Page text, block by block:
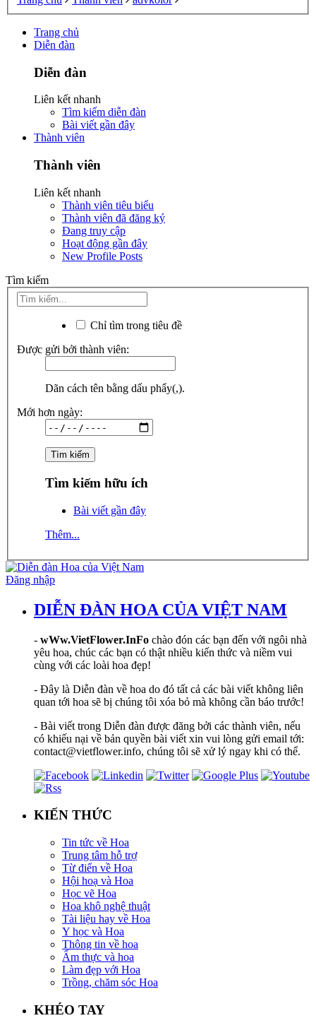
Trang chủ
Diễn đàn
Diễn đàn
Liên kết nhanh
Tìm kiếm diễn đàn
Bài viết gần đây
Thành viên
Thành viên
Liên kết nhanh
Thành viên tiêu biểu
Thành viên đã đăng ký
Đang truy cập
Hoạt động gần đây
New Profile Posts
Tìm kiếm
Chỉ tìm trong tiêu đề
Được gửi bởi thành viên:
Dãn cách tên bằng dấu phẩy(,).
Mới hơn ngày:
Tìm kiếm hữu ích
Bài viết gần đây
Thêm...
Đăng nhập
DIỄN ĐÀN HOA CỦA VIỆT NAM
- wWw.VietFlower.InFo chào đón các bạn đến với ngôi nhà
yêu hoa, chúc các bạn có thật nhiều kiến thức và niềm vui
cùng với các loài hoa đẹp!
- Đây là Diễn đàn về hoa do đó tất cả các bài viết không liên
quan tới hoa sẽ bị chúng tôi xóa bỏ mà không cần báo trước!
- Bài viết trong Diễn đàn được đăng bởi các thành viên, nếu
có khiếu nại về bản quyền bài viết xin vui lòng gửi email tới:
contact@vietflower.info, chúng tôi sẽ xử lý ngay khi có thể.
KIẾN THỨC
Tin tức về Hoa
Trung tâm hỗ trợ
Từ điển về Hoa
Hội hoạ và Hoa
Học vẽ Hoa
Hoa khô nghệ thuật
Tài liệu hay về Hoa
Y học và Hoa
Thông tin về hoa
Ẩm thực và hoa
Làm đẹp với Hoa
Trồng, chăm sóc Hoa
KHÉO TAY